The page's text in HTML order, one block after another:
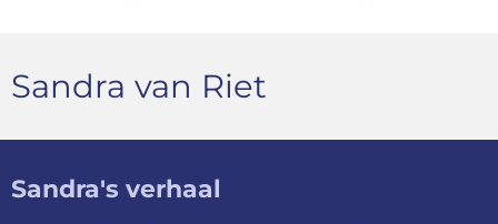
Sandra van Riet
Sandra's verhaal